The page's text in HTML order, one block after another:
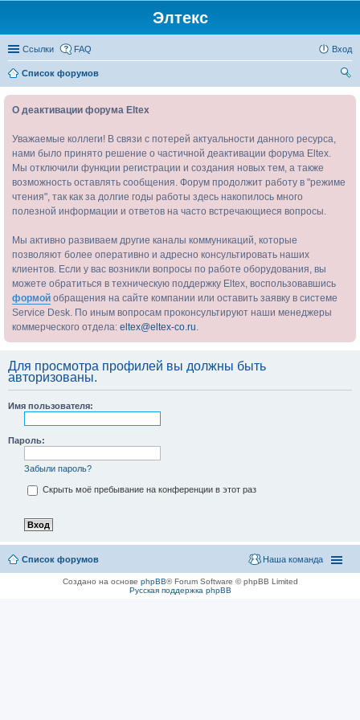
Элтекс
Ссылки FAQ Вход
Список форумов
О деактивации форума Eltex
Уважаемые коллеги! В связи с потерей актуальности данного ресурса,
нами было принято решение о частичной деактивации форума Eltex.
Мы отключили функции регистрации и создания новых тем, а также
возможность оставлять сообщения. Форум продолжит работу в "режиме
чтения", так как за долгие годы работы здесь накопилось много
полезной информации и ответов на часто встречающиеся вопросы.
Мы активно развиваем другие каналы коммуникаций, которые
позволяют более оперативно и адресно консультировать наших
клиентов. Если у вас возникли вопросы по работе оборудования, вы
можете обратиться в техническую поддержку Eltex, воспользовавшись
формой обращения на сайте компании или оставить заявку в системе
Service Desk. По иным вопросам проконсультируют наши менеджеры
коммерческого отдела: eltex@eltex-co.ru.
Для просмотра профилей вы должны быть
авторизованы.
Имя пользователя:
Пароль:
Забыли пароль?
Скрыть моё пребывание на конференции в этот раз
Список форумов Наша команда
Создано на основе phpBB® Forum Software © phpBB Limited
Русская поддержка phpBB